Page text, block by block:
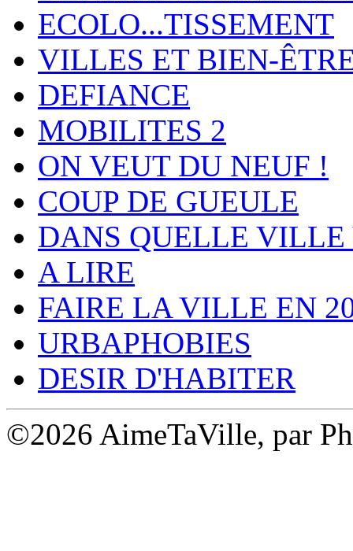
ECOLO...TISSEMENT
VILLES ET BIEN-
DEFIANCE
MOBILITES 2
ON VEUT DU NEUF !
COUP DE GUEULE
DANS QUELLE
A LIRE
FAIRE LA VILLE EN
URBAPHOBIES
DESIR D'HABITER
©2026 AimeTaVille, par